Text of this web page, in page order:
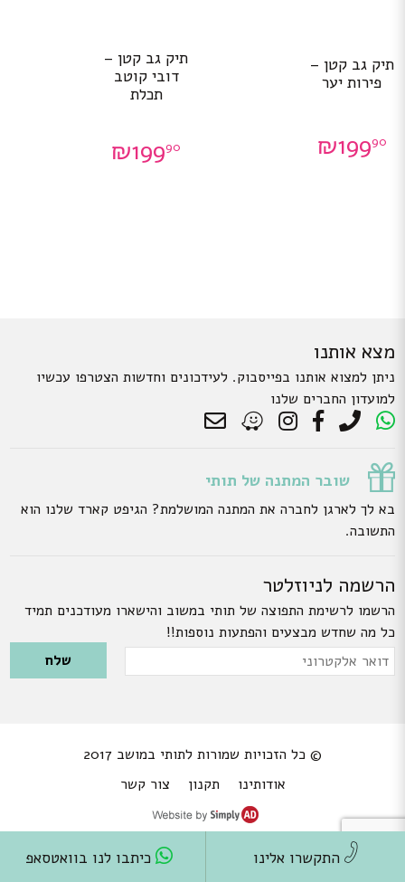
תיק גב קטן –
פירות יער
₪19990
תיק גב קטן –
דובי קוטב
תכלת
₪19990
מצא אותנו
ניתן למצוא אותנו בפייסבוק. לעידכונים וחדשות הצטרפו עכשיו
למועדון החברים שלנו
שובר המתנה של תותי
בא לך לארגן לחברה את המתנה המושלמת? הגיפט קארד שלנו הוא
התשובה.
הרשמה לניוזלטר
הרשמו לרשימת התפוצה של תותי במשוב והישארו מעודכנים תמיד
כל מה שחדש מבצעים והפתעות נוספות!!
Please leave this field empty.
דואר
© כל הזכויות שמורות לתותי במושב 2017
אודותינו
תקנון צור קשר
התקשרו אלינו כיתבו לנו בוואטסאפ